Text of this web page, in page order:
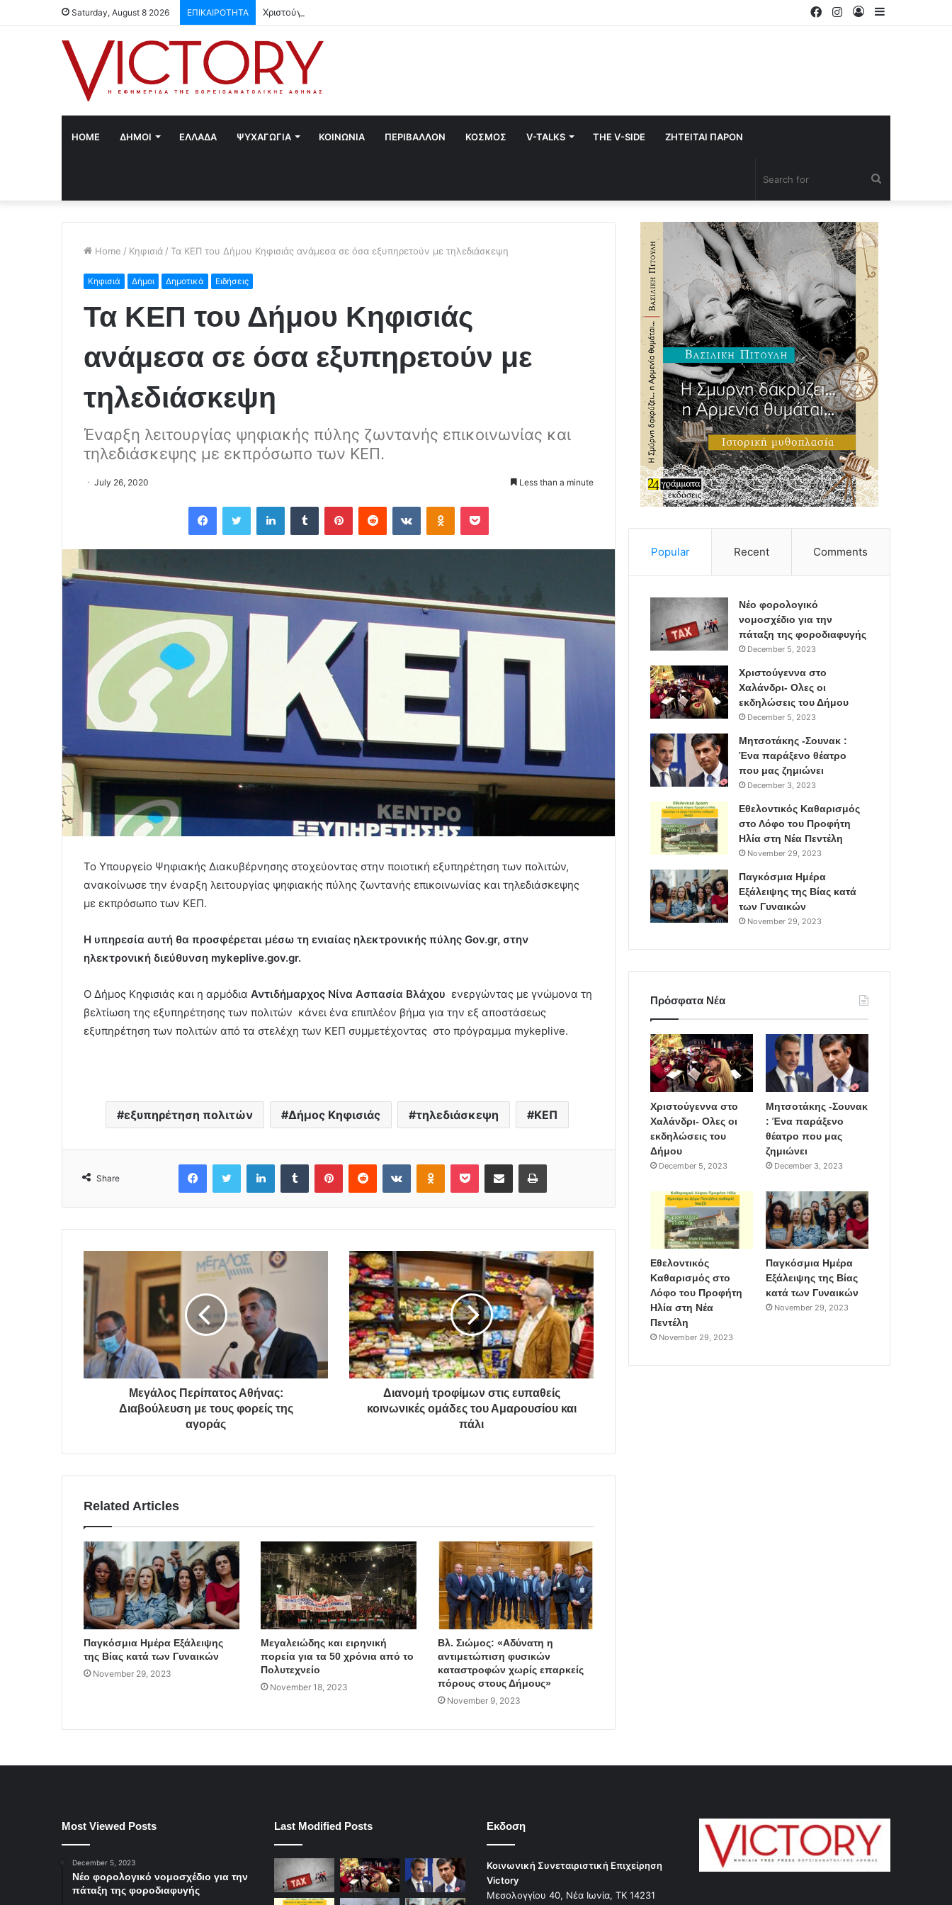
Saturday, August 8 2026 ΕΠΙΚΑΙΡΟΤΗΤΑ Χριστούγεννα στο Χαλάνδρι- Ολες οι εκδηλώσεις του Δήμου
Log
Instagram
Facebook
HOME ΔΗΜΟΙ ΕΛΛΑΔΑ ΨΥΧΑΓΩΓΙΑ ΚΟΙΝΩΝΙΑ ΠΕΡΙΒΑΛΛΟΝ ΚΟΣΜΟΣ V-TALKS THE V-SIDE ΖΗΤΕΙΤΑΙ ΠΑΡΟΝ
Home / Κηφισιά / Τα ΚΕΠ του Δήμου Κηφισιάς ανάμεσα σε όσα εξυπηρετούν με τηλεδιάσκεψη
Κηφισιά Δήμοι Δημοτικά Ειδήσεις
Τα ΚΕΠ του Δήμου Κηφισιάς
ανάμεσα σε όσα εξυπηρετούν με
τηλεδιάσκεψη
Έναρξη λειτουργίας ψηφιακής πύλης ζωντανής επικοινωνίας και
τηλεδιάσκεψης με εκπρόσωπο των ΚΕΠ.
July 26, 2020 Less than a minute
Το Υπουργείο Ψηφιακής Διακυβέρνησης στοχεύοντας στην ποιοτική εξυπηρέτηση των πολιτών,
ανακοίνωσε την έναρξη λειτουργίας ψηφιακής πύλης ζωντανής επικοινωνίας και τηλεδιάσκεψης
με εκπρόσωπο των ΚΕΠ.
Η υπηρεσία αυτή θα προσφέρεται μέσω τη ενιαίας ηλεκτρονικής πύλης Gov.gr, στην
ηλεκτρονική διεύθυνση mykeplive.gov.gr.
O Δήμος Κηφισιάς και η αρμόδια Αντιδήμαρχος Νίνα Ασπασία Βλάχου ενεργώντας με γνώμονα τη
βελτίωση της εξυπηρέτησης των πολιτών κάνει ένα επιπλέον βήμα για την εξ αποστάσεως
εξυπηρέτηση των πολιτών από τα στελέχη των ΚΕΠ συμμετέχοντας στο πρόγραμμα mykeplive.
εξυπηρέτηση πολιτών Δήμος Κηφισιάς τηλεδιάσκεψη ΚΕΠ
Share
Μεγάλος Περίπατος Αθήνας:
Διαβούλευση με τους φορείς της
αγοράς
Διανομή τροφίμων στις ευπαθείς
κοινωνικές ομάδες του Αμαρουσίου και
πάλι
Related Articles
Παγκόσμια Ημέρα Εξάλειψης
της Βίας κατά των Γυναικών
November 29, 2023
Μεγαλειώδης και ειρηνική
πορεία για τα 50 χρόνια από το
Πολυτεχνείο
November 18, 2023
Βλ. Σιώμος: «Αδύνατη η
αντιμετώπιση φυσικών
καταστροφών χωρίς επαρκείς
πόρους στους Δήμους»
November 9, 2023
Popular Recent Comments
Νέο φορολογικό
νομοσχέδιο για την
πάταξη της φοροδιαφυγής
December 5, 2023
Χριστούγεννα στο
Χαλάνδρι- Ολες οι
εκδηλώσεις του Δήμου
December 5, 2023
Μητσοτάκης -Σουνακ :
Ένα παράξενο θέατρο
που μας ζημιώνει
December 3, 2023
Εθελοντικός Καθαρισμός
στο Λόφο του Προφήτη
Ηλία στη Νέα Πεντέλη
November 29, 2023
Παγκόσμια Ημέρα
Εξάλειψης της Βίας κατά
των Γυναικών
November 29, 2023
Πρόσφατα Νέα
Χριστούγεννα στο
Χαλάνδρι- Ολες οι
εκδηλώσεις του
Δήμου
December 5, 2023
Μητσοτάκης -Σουνακ
: Ένα παράξενο
θέατρο που μας
ζημιώνει
December 3, 2023
Εθελοντικός
Καθαρισμός στο
Λόφο του Προφήτη
Ηλία στη Νέα
Πεντέλη
November 29, 2023
Παγκόσμια Ημέρα
Εξάλειψης της Βίας
κατά των Γυναικών
November 29, 2023
Most Viewed Posts
December 5, 2023
Νέο φορολογικό νομοσχέδιο για την
πάταξη της φοροδιαφυγής
Last Modified Posts Εκδοση
Κοινωνική Συνεταιριστική Επιχείρηση
Victory
Μεσολογγίου 40, Νέα Ιωνία, ΤΚ 14231